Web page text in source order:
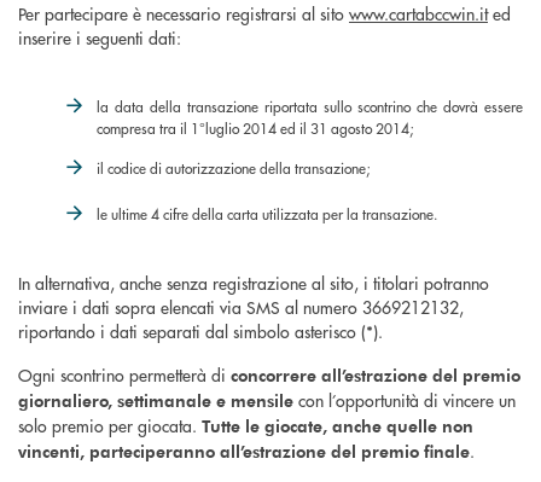
Per partecipare è necessario registrarsi al sito www.cartabccwin.ited
inserire i seguenti dati:
la data della transazione riportata sullo scontrino che dovrà essere
compresa tra il 1°luglio 2014 ed il 31 agosto 2014;
il codice di autorizzazione della transazione;
le ultime 4 cifre della carta utilizzata per la transazione.
In alternativa, anche senza registrazione al sito, i titolari potranno
inviare i dati sopra elencati via SMS al numero 3669212132,
riportando i dati separati dal simbolo asterisco (*).
Ogni scontrino permetterà di concorrere all’estrazione del premio
giornaliero, settimanale e mensile con l’opportunità di vincere un
solo premio per giocata. Tutte le giocate, anche quelle non
vincenti, parteciperanno all’estrazione del premio finale.